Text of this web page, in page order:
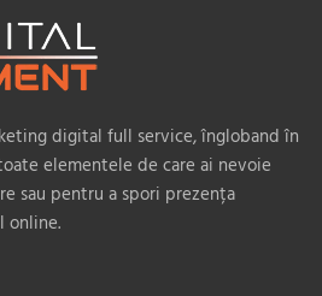
digital full service, îngloband în
elementele de care ai nevoie
sau pentru a spori prezența
online.